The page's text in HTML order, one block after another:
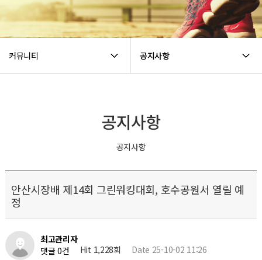
커뮤니티 공지사항
공지사항
공지사항
안산시장배 제14회 그린워킹대회, 호수공원서 열릴 예
정
최고관리자
댓글 0건
Hit 1,228회 Date 25-10-02 11:26